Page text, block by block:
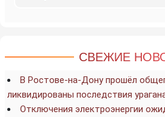
СВЕЖИЕ
В Ростове-на-Дону прошёл
ликвидированы последствия
Отключения электроэнергии